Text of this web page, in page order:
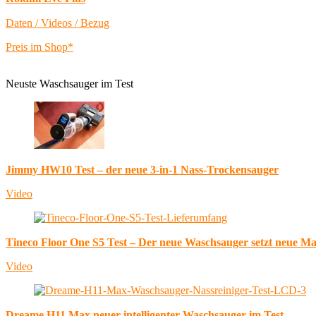
Daten / Videos / Bezug
Preis im Shop*
Neuste Waschsauger im Test
Jimmy HW10 Test – der neue 3-in-1 Nass-Trockensauger
Video
Tineco Floor One S5 Test – Der neue Waschsauger setzt neue
Video